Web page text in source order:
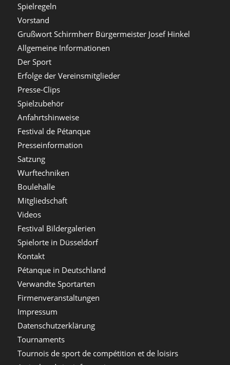
Spielregeln
Vorstand
Grußwort Schirmherr Bürgermeister Josef Hinkel
Allgemeine Informationen
Der Sport
Erfolge der Vereinsmitglieder
Presse-Clips
Spielzubehör
Anfahrtshinweise
Festival de Pétanque
Presseinformation
Satzung
Wurftechniken
Boulehalle
Mitgliedschaft
Videos
Festival Bildergalerien
Spielorte in Düsseldorf
Kontakt
Pétanque in Deutschland
Verwandte Sportarten
Firmenveranstaltungen
Impressum
Datenschutzerklärung
Tournaments
Tournois de sport de compétition et de loisirs